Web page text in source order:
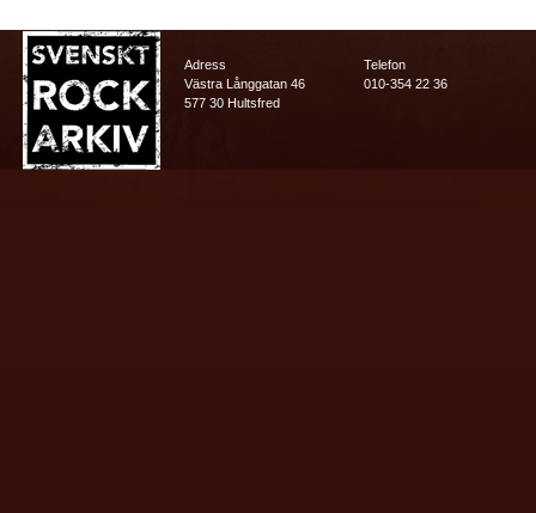
Adress
Västra Långgatan 46
577 30 Hultsfred
Telefon
010-354 22 36